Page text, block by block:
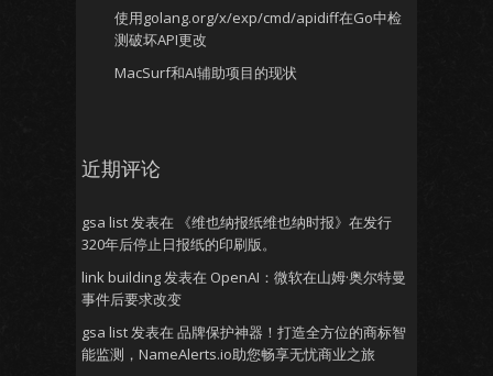
使用golang.org/x/exp/cmd/apidiff在Go中检
测破坏API更改
MacSurf和AI辅助项目的现状
近期评论
gsa list发表在
《维也纳报纸维也纳时报》在发行
320年后停止日报纸的印刷版。
link building发表在 OpenAI：微软在山姆·奥尔特曼
事件后要求改变
gsa list发表在 品牌保护神器！打造全方位的商标智
能监测，NameAlerts.io助您畅享无忧商业之旅